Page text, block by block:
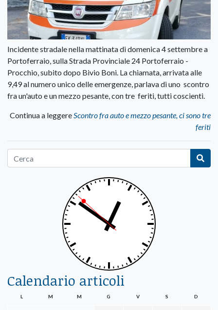
Incidente stradale nella mattinata di domenica 4 settembre a
Portoferraio, sulla Strada Provinciale 24 Portoferraio -
Procchio, subito dopo Bivio Boni. La chiamata, arrivata alle
9,49 al numero unico delle emergenze, parlava di uno scontro
fra un'auto e un mezzo pesante, con tre feriti, tutti coscienti.
Continua a leggereScontro fra auto e mezzo pesante, ci sono tre
feriti
Calendario articoli
L M M G V S D